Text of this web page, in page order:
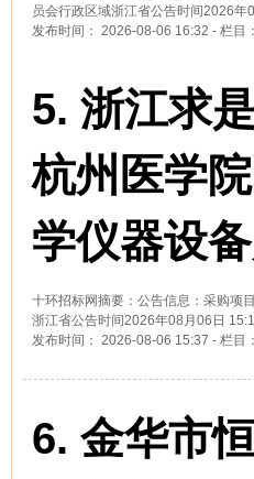
员会行政区域浙江省公告时间2026
发布时间： 2026-08-06 16:32 - 栏目：
5. 浙江求
杭州医学
学仪器设
十环招标网摘要：公告信息：采购项
浙江省公告时间2026年08月06日
发布时间： 2026-08-06 15:37 - 栏目：
6. 金华市